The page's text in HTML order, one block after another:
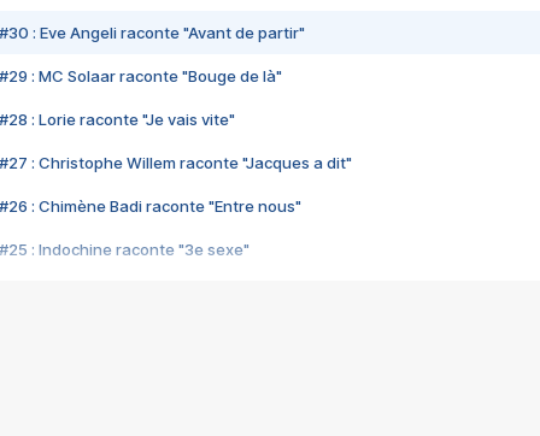
#30 : Eve Angeli raconte "Avant de partir"
#29 : MC Solaar raconte "Bouge de là"
#28 : Lorie raconte "Je vais vite"
#27 : Christophe Willem raconte "Jacques a dit"
#26 : Chimène Badi raconte "Entre nous"
#25 : Indochine raconte "3e sexe"